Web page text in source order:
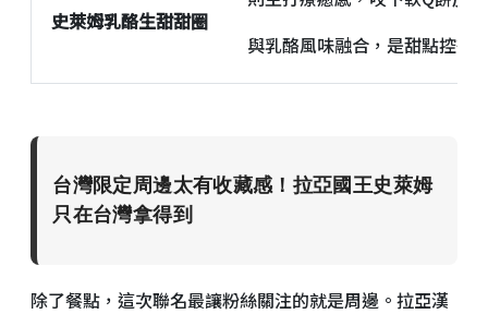
史萊姆乳酪生甜甜圈
與乳酪風味融合，是甜點控很
台灣限定周邊太有收藏感 ！ 拉亞國王史萊姆
只在台灣拿得到
除了餐點，這次聯名最讓粉絲關注的就是周邊。拉亞漢